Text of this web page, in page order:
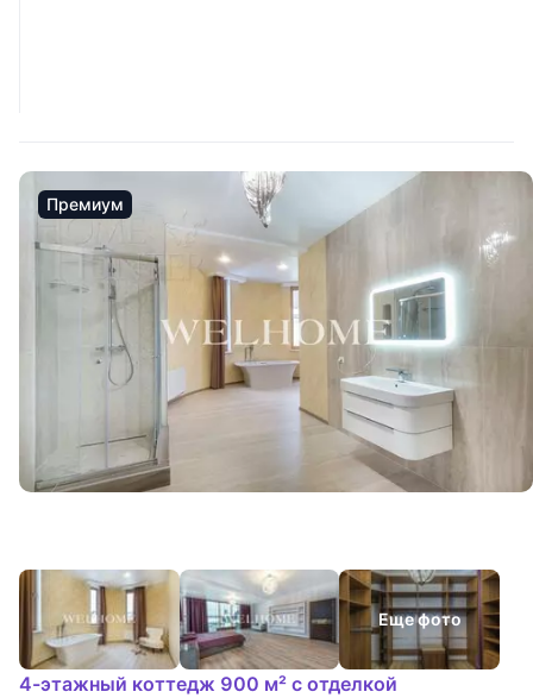
Премиум
Еще фото
4-этажный коттедж 900 м² с отделкой